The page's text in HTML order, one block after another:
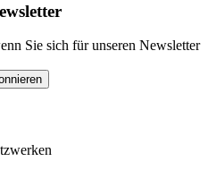
Sie sich für unseren Newsletter